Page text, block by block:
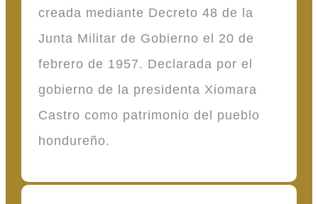
creada mediante Decreto 48 de la
Junta Militar de Gobierno el 20 de
febrero de 1957. Declarada por el
gobierno de la presidenta Xiomara
Castro como patrimonio del pueblo
hondureño.